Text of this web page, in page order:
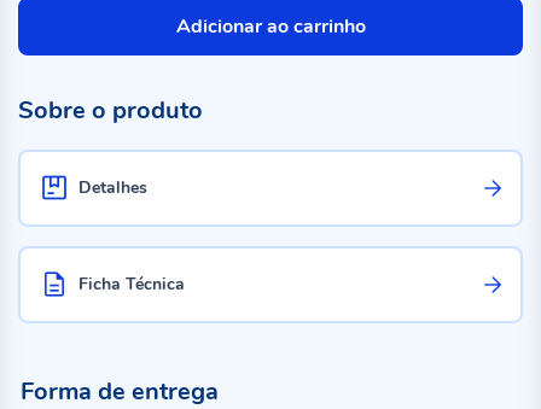
Adicionar ao carrinho
Sobre o produto
Detalhes
Ficha Técnica
Forma de entrega